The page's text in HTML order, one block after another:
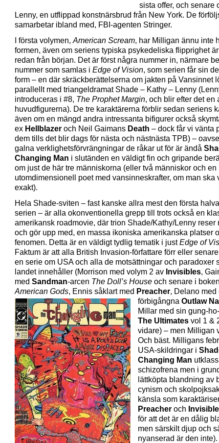
sista offer, och senare
Lenny, en utflippad konstnärsbrud från New York. De
samarbetar ibland med, FBI-agenten Stringer.
I första volymen, American Scream, har Milligan ännu inte
formen, även om seriens typiska psykedeliska flipprighet
redan från början. Det är först några nummer in, närmare
nummer som samlas i Edge of Vision, som serien får sin
form – en där skräckberättelserna om jakten på Vansinnet
parallellt med triangeldramat Shade – Kathy – Lenny
introduceras i #8, The Prophet Margin, och blir efter det en
huvudfigurerna). De tre karaktärerna förblir sedan seriens
även om en mängd andra intressanta bifigurer också
ex Hellblazer och Neil Gaimans Death – dock får vi vänta
dem tills det blir dags för nästa och nästnästa TPB) –
galna verklighetsförvrängningar de råkar ut för är ändå
Changing Man i slutänden en väldigt fin och gripande
om just de här tre människorna (eller två människor och en
utomdimensionell poet med vansinneskrafter, om man ska
exakt).
Hela Shade-sviten – fast kanske allra mest den första
serien – är alla okonventionella grepp till trots också en
amerikansk roadmovie, där trion Shade/Kathy/Lenny reser
och gör upp med, en massa ikoniska amerikanska platser
fenomen. Detta är en väldigt tydlig tematik i justEdge of
Faktum är att alla British Invasion-författare förr eller
en serie om USA och alla de motsättningar och paradoxer
landet innehåller (Morrison med volym 2 av Invisibles,
med Sandman-arcen The Doll’s House och senare i
American Gods, Ennis såklart med Preacher, Delano med
förbigångna Outlaw
Millar med sin gung-
The Ultimates vol 1 &
vidare) – men Milligan
Och bäst. Milligans
USA-skildringar i
Changing Man
schizofrena men i
lättköpta blandning av
cynism och
känsla som
Preacher och
för att det är en dålig
men särskilt djup och
nyanserad är den